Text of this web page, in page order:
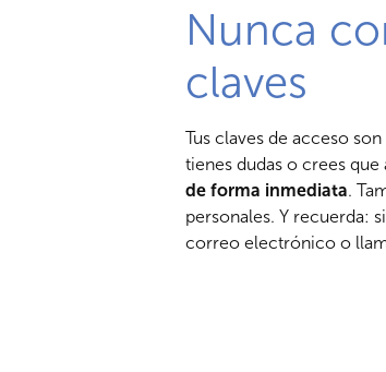
Nunca
claves
Tus claves de acceso
tienes dudas o crees
de forma inmediata.
personales. Y recuerda:
correo electrónico o